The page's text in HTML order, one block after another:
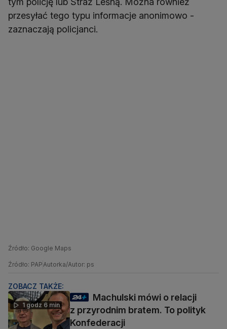
przesyłać tego typu informacje anonimowo -
zaznaczają policjanci.
Źródło: Google Maps
Źródło: PAPAutorka/Autor: ps
ZOBACZ TAKŻE:
1 godz 6 min
Machulski mówi o relacji
z przyrodnim bratem. To polityk
Konfederacji